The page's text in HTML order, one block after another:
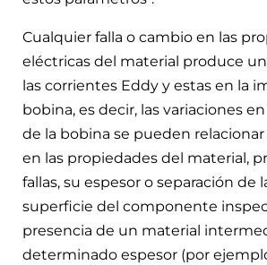
Cualquier falla o cambio en las
eléctricas del material produce
las corrientes Eddy y estas en la
bobina, es decir, las variaciones
de la bobina se pueden
en las propiedades del material,
fallas, su espesor o separación de
superficie del componente
presencia de un material
determinado espesor (por